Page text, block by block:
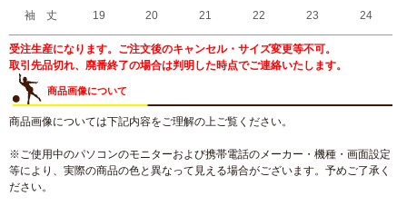
袖 丈
19 20 21 22 23 24
受注生産になります。ご注文後のキャンセル・サイズ変更等不可。
取引先品切れ、廃番終了の場合は判明した時点でご連絡いたします。
商品画像について
商品画像については下記内容をご理解の上ご覧ください。
※ご使用中のパソコンのモニターおよび携帯電話のメーカー・機種・画面設定
等により、実際の商品の色と異なって見える場合がございます。予めご了承く
ださい。